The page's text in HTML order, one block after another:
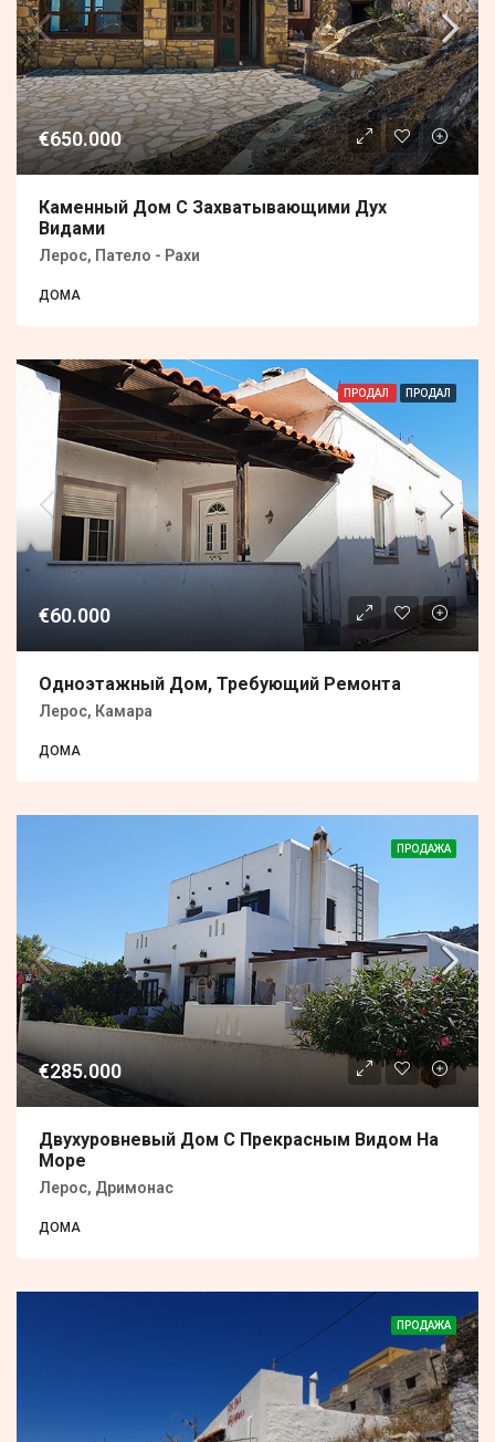
€650.000
Каменный Дом С Захватывающими Дух
Видами
Лерос, Патело - Рахи
ДОМА
ПРОДАЛ ПРОДАЛ
€60.000
Одноэтажный Дом, Требующий Ремонта
Лерос, Камара
ДОМА
ПРОДАЖА
€285.000
Двухуровневый Дом С Прекрасным Видом На
Море
Лерос, Дримонас
ДОМА
ПРОДАЖА